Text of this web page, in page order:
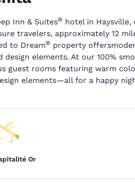
Inn & Suites® hotel in
travelers, approximately 12
to Dream® property
design elements. At our 100%
guest rooms featuring warm
elements—all for a happy
Or